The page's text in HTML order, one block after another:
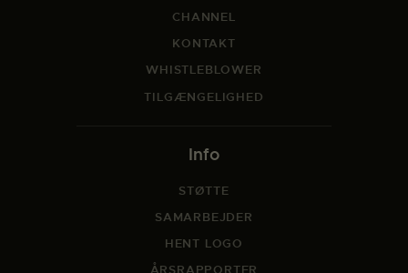
CHANNEL
KONTAKT
WHISTLEBLOWER
TILGÆNGELIGHED
Info
STØTTE
SAMARBEJDER
HENT LOGO
ÅRSRAPPORTER